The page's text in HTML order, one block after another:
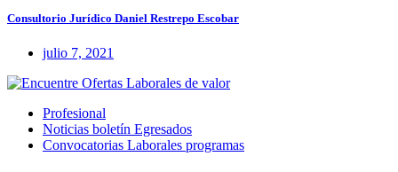
Consultorio Jurídico Daniel Restrepo Escobar
julio 7, 2021
Profesional
Noticias boletín Egresados
Convocatorias Laborales programas